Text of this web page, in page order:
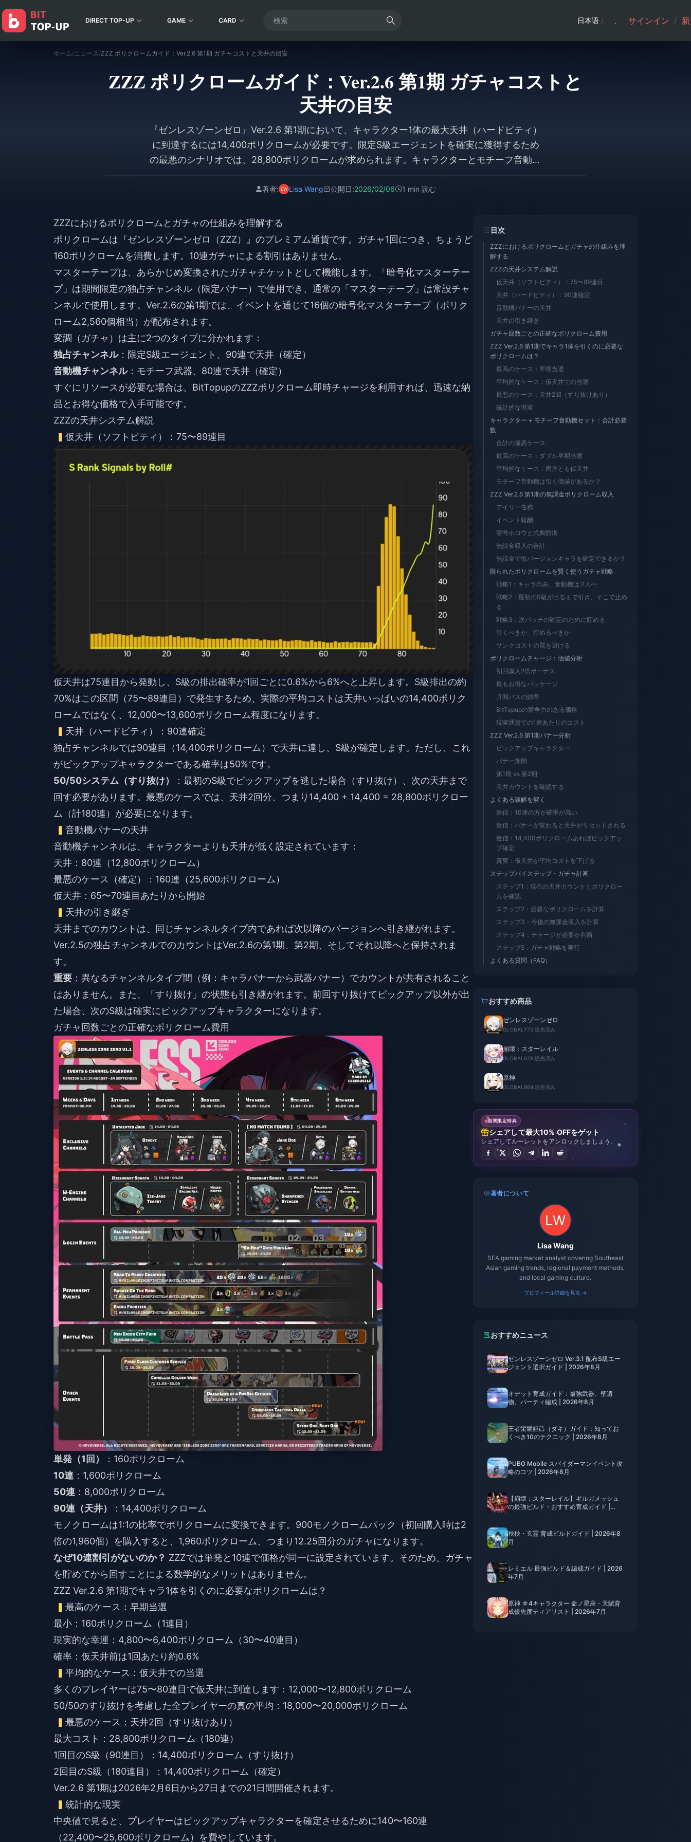
DIRECT TOP-UP GAME CARD 日本语 / サインイン /
ホーム/ニュース /ZZZ ポリクロームガイド：Ver.2.6 第1期 ガチャコストと天井の目安
ZZZ ポリクロームガイド：Ver.2.6 第1期 ガチャコストと
天井の目安
『ゼンレスゾーンゼロ』Ver.2.6 第1期において、キャラクター1体の最大天井（ハードピティ）
に到達するには14,400ポリクロームが必要です。限定S級エージェントを確実に獲得するため
の最悪のシナリオでは、28,800ポリクロームが求められます。キャラクターとモチーフ音動機
はこの期間中に、配布のマスターテープを含めて合計181連分に相当する、約26,390ポリクロ
著者: Lisa Wang 公開日:2026/02/06 1 min 読む
ZZZにおけるポリクロームとガチャの仕組みを理解する
ポリクロームは『ゼンレスゾーンゼロ（ZZZ）』のプレミアム通貨です。ガチャ1回につき、ちょうど
160ポリクロームを消費します。10連ガチャによる割引はありません。
マスターテープは、あらかじめ変換されたガチャチケットとして機能します。「暗号化マスターテー
プ」は期間限定の独占チャンネル（限定バナー）で使用でき、通常の「マスターテープ」は常設チャ
ンネルで使用します。Ver.2.6の第1期では、イベントを通じて16個の暗号化マスターテープ（ポリク
ローム2,560個相当）が配布されます。
変調（ガチャ）は主に2つのタイプに分かれます：
独占チャンネル：限定S級エージェント、90連で天井（確定）
音動機チャンネル：モチーフ武器、80連で天井（確定）
すぐにリソースが必要な場合は、BitTopupのZZZポリクローム即時チャージを利用すれば、迅速な納
品とお得な価格で入手可能です。
ZZZの天井システム解説
仮天井（ソフトピティ）：75〜89連目
仮天井は75連目から発動し、S級の排出確率が1回ごとに0.6%から6%へと上昇します。S級排出の約
70%はこの区間（75〜89連目）で発生するため、実際の平均コストは天井いっぱいの14,400ポリク
ロームではなく、12,000〜13,600ポリクローム程度になります。
天井（ハードピティ）：90連確定
独占チャンネルでは90連目（14,400ポリクローム）で天井に達し、S級が確定します。ただし、これ
がピックアップキャラクターである確率は50%です。
50/50システム（すり抜け）
：最初のS級でピックアップを逃した場合（すり抜け）、次の天井まで
回す必要があります。最悪のケースでは、天井2回分、つまり14,400 + 14,400 = 28,800ポリクロー
ム（計180連）が必要になります。
音動機バナーの天井
音動機チャンネルは、キャラクターよりも天井が低く設定されています：
天井：80連（12,800ポリクローム）
最悪のケース（確定）：160連（25,600ポリクローム）
仮天井：65〜70連目あたりから開始
天井の引き継ぎ
天井までのカウントは、同じチャンネルタイプ内であれば次以降のバージョンへ引き継がれます。
Ver.2.5の独占チャンネルでのカウントはVer.2.6の第1期、第2期、そしてそれ以降へと保持されま
す。
重要 ：異なるチャンネルタイプ間（例：キャラバナーから武器バナー）でカウントが共有されること
はありません。また、「すり抜け」の状態も引き継がれます。前回すり抜けてピックアップ以外が出
た場合、次のS級は確実にピックアップキャラクターになります。
ガチャ回数ごとの正確なポリクローム費用
単発（1回）
10連
50連
90連（天井）
：14,400ポリクローム
モノクロームは1:1の比率でポリクロームに変換できます。900モノクロームパック（初回購入時は2
倍の1,960個）を購入すると、1,960ポリクローム、つまり12.25回分のガチャになります。
なぜ10連割引がないのか？ ZZZでは単発と10連で価格が同一に設定されています。そのため、ガチャ
を貯めてから回すことによる数学的なメリットはありません。
ZZZ Ver.2.6 第1期でキャラ1体を引くのに必要なポリクロームは？
最高のケース：早期当選
最小：160ポリクローム（1連目）
現実的な幸運：4,800〜6,400ポリクローム（30〜40連目）
確率：仮天井前は1回あたり約0.6%
平均的なケース：仮天井での当選
多くのプレイヤーは75〜80連目で仮天井に到達します：12,000〜12,800ポリクローム
50/50のすり抜けを考慮した全プレイヤーの真の平均：18,000〜20,000ポリクローム
最悪のケース：天井2回（すり抜けあり）
最大コスト：28,800ポリクローム（180連）
1回目のS級（90連目）：14,400ポリクローム（すり抜け）
2回目のS級（180連目）：14,400ポリクローム（確定）
Ver.2.6 第1期は2026年2月6日から27日までの21日間開催されます。
統計的な現実
中央値で見ると、プレイヤーはピックアップキャラクターを確定させるために140〜160連
（22,400〜25,600ポリクローム）を費やしています。
目次
ZZZにおけるポリクロームとガチャの仕組みを理
解する
ZZZの天井システム解説
仮天井（ソフトピティ）：75〜89連目
天井（ハードピティ）：90連確定
音動機バナーの天井
天井の引き継ぎ
ガチャ回数ごとの正確なポリクローム費用
ZZZ Ver.2.6 第1期でキャラ1体を引くのに必要な
ポリクロームは？
最高のケース：早期当選
平均的なケース：仮天井での当選
最悪のケース：天井2回（すり抜けあり）
統計的な現実
キャラクター + モチーフ音動機セット：合計必要
数
合計の最悪ケース
最高のケース：ダブル早期当選
平均的なケース：両方とも仮天井
モチーフ音動機は引く価値があるか？
ZZZ Ver.2.6 第1期の無課金ポリクローム収入
デイリー任務
イベント報酬
零号ホロウと式典防衛
無課金収入の合計
無課金で毎バージョンキャラを確定できるか？
限られたポリクロームを賢く使うガチャ戦略
戦略1：キャラのみ、音動機はスルー
戦略2：最初のS級が出るまで引き、そこで止め
る
戦略3：次パッチの確定のために貯める
引くべきか、貯めるべきか
サンクコストの罠を避ける
ポリクロームチャージ：価値分析
初回購入2倍ボーナス
最もお得なパッケージ
月間パスの効率
BitTopupの競争力のある価格
現実通貨での1連あたりのコスト
ZZZ Ver.2.6 第1期バナー分析
ピックアップキャラクター
バナー期間
第1期 vs 第2期
天井カウントを確認する
よくある誤解を解く
迷信：10連の方が確率が高い
迷信：バナーが変わると天井がリセットされる
迷信：14,400ポリクロームあればピックアッ
プ確定
真実：仮天井が平均コストを下げる
ステップバイステップ・ガチャ計画
ステップ1：現在の天井カウントとポリクロー
ムを確認
ステップ2：必要なポリクロームを計算
ステップ3：今後の無課金収入を計算
ステップ4：チャージが必要か判断
ステップ5：ガチャ戦略を実行
よくある質問（FAQ）
おすすめ商品
ゼンレスゾーンゼロ
GLOBAL 773 販売済み
崩壊：スターレイル
GLOBAL 678 販売済み
原神
GLOBAL 864 販売済み
期間限定特典
シェアして最大10% OFFをゲット
シェアしてルーレットをアンロックしましょう。
著者について
Lisa Wang
SEA gaming market analyst covering Southeast
Asian gaming trends, regional payment methods,
and local gaming culture.
プロフィール詳細を見る →
おすすめニュース
ゼンレスゾーンゼロ Ver.3.1 配布S級エー
ジェント選択ガイド | 2026年8月
オデット育成ガイド：最強武器、聖遺
物、パーティ編成 | 2026年8月
王者栄耀妲己（ダキ）ガイド：知ってお
くべき10のテクニック | 2026年8月
PUBG Mobile スパイダーマンイベント攻
略のコツ | 2026年8月
【崩壊：スターレイル】ギルガメッシュ
の最強ビルド・おすすめ育成ガイド |
秧秧・玄霊 育成ビルドガイド | 2026年8
月
レミエル 最強ビルド＆編成ガイド | 2026
年7月
原神 ☆4キャラクター 命ノ星座・天賦育
成優先度ティアリスト | 2026年7月